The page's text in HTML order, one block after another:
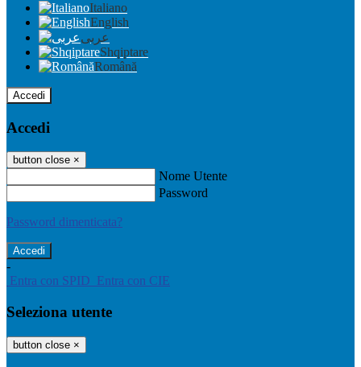
Italiano
English
عربى
Shqiptare
Română
Accedi
Accedi
button close ×
Nome Utente
Password
Password dimenticata?
-
Entra con SPID Entra con CIE
Seleziona utente
button close ×